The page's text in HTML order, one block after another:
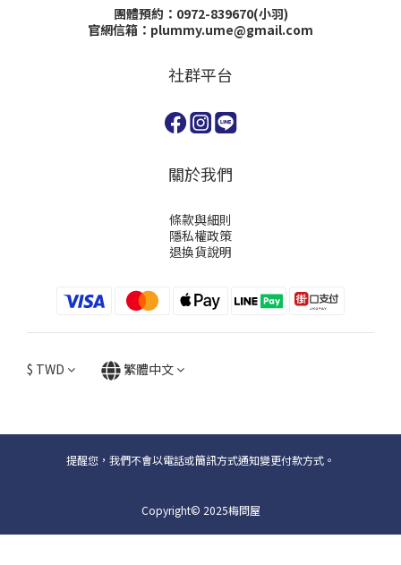
團體預約：0972-839670(小羽)
官網信箱：plummy.ume@gmail.com
社群平台
關於我們
條款與細則
隱私權政策
退換貨說明
$ TWD 繁體中文
提醒您，我們不會以電話或簡訊方式通知變更付款方式。
Copyright© 2025梅問屋